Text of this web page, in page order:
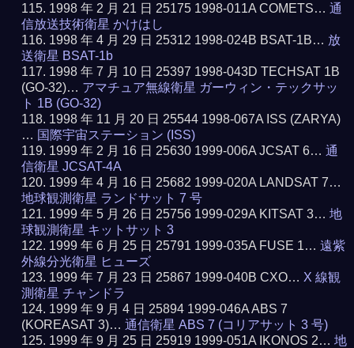
1998 年 2 月 21 日 25175 1998-011A COMETS…通
信放送技術衛星 かけはし
1998 年 4 月 29 日 25312 1998-024B BSAT-1B… 放
送衛星 BSAT-1b
1998 年 7 月 10 日 25397 1998-043D TECHSAT 1B
(GO-32)… アマチュア無線衛星 ガーウィン・テックサッ
ト 1B (GO-32)
1998 年 11 月 20 日 25544 1998-067A ISS (ZARYA)
… 国際宇宙ステーション (ISS)
1999 年 2 月 16 日 25630 1999-006A JCSAT 6…通
信衛星 JCSAT-4A
1999 年 4 月 16 日 25682 1999-020A LANDSAT 7…
地球観測衛星 ランドサット 7 号
1999 年 5 月 26 日 25756 1999-029A KITSAT 3…地
球観測衛星 キットサット 3
1999 年 6 月 25 日 25791 1999-035A FUSE 1…遠紫
外線分光衛星 ヒューズ
1999 年 7 月 23 日 25867 1999-040B CXO… X 線観
測衛星 チャンドラ
1999 年 9 月 4 日 25894 1999-046A ABS 7
(KOREASAT 3)…通信衛星 ABS 7 (コリアサット 3 号)
1999 年 9 月 25 日 25919 1999-051A IKONOS 2…地